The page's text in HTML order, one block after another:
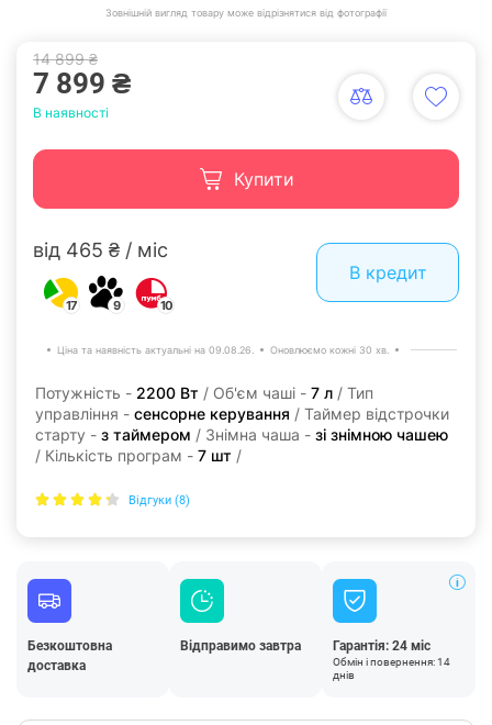
Зовнішній вигляд товару може відрізнятися від фотографії
14 899 ₴
7 899 ₴
В наявності
Купити
від 465 ₴ / міс
17 9 10
В кредит
Ціна та наявність актуальні на 09.08.26. Оновлюємо кожні 30 хв.
Потужність - 2200 Вт / Об'єм чаші - 7 л / Тип
управління - сенсорне керування / Таймер відстрочки
старту - з таймером / Знімна чаша - зі знімною чашею
/ Кількість програм - 7 шт /
Відгуки (8)
Безкоштовна
доставка
Відправимо завтра Гарантія: 24 міс
Обмін і повернення: 14
днів